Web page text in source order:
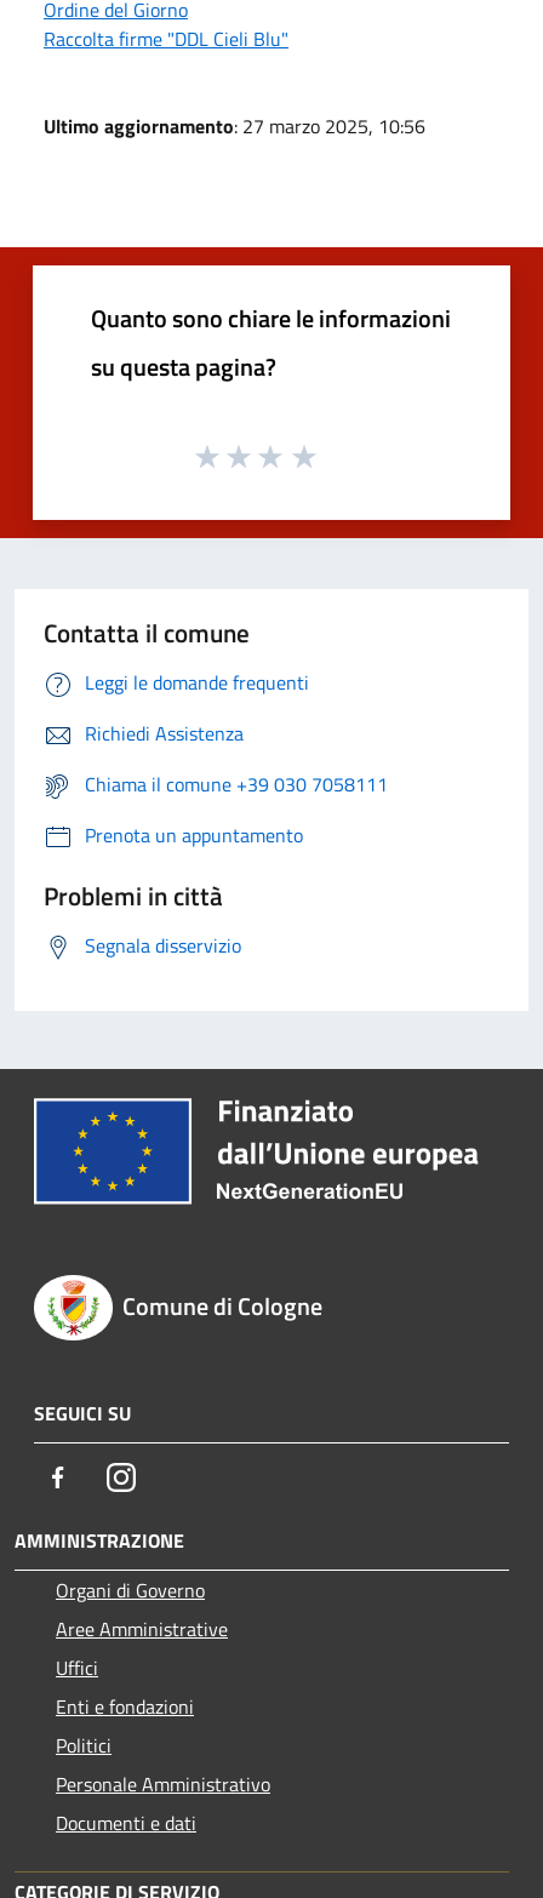
Ordine del Giorno
Raccolta firme "DDL Cieli Blu"
Ultimo aggiornamento: 27 marzo 2025, 10:56
Quanto sono chiare le informazioni
su questa pagina?
Contatta il comune
Leggi le domande frequenti
Richiedi Assistenza
Chiama il comune +39 030 7058111
Prenota un appuntamento
Problemi in città
Segnala disservizio
Comune di Cologne
SEGUICI SU
FacebookInstagram
AMMINISTRAZIONE
Organi di Governo
Aree Amministrative
Uffici
Enti e fondazioni
Politici
Personale Amministrativo
Documenti e dati
CATEGORIE DI SERVIZIO